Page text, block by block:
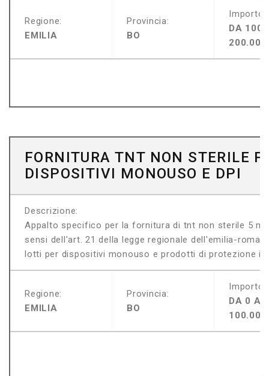
Regione:
EMILIA
Provincia:
BO
Importo:
DA
200.000
FORNITURA TNT NON STERILE
DISPOSITIVI MONOUSO E DPI
Descrizione:
Appalto specifico per la fornitura di tnt non sterile 5
sensi dell'art. 21 della legge regionale dell'emilia-
lotti per dispositivi monouso e prodotti di protezione
Regione:
EMILIA
Provincia:
BO
Importo:
DA 0 A
100.000